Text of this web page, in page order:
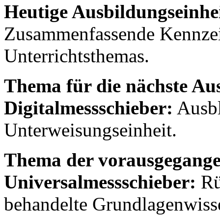
Heutige
Zusammenfassende
Unterrichtsthemas.
Thema für die nächste
Digitalmessschieber:
Unterweisungseinheit.
Thema der
Universalmessschieber:
behandelte